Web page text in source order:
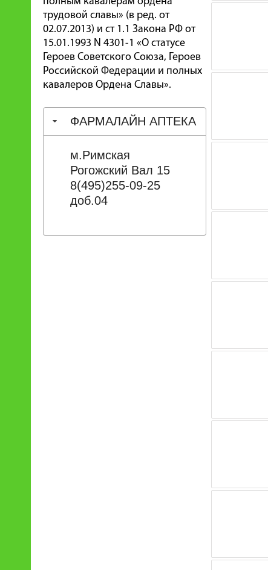
трудовой славы» (в ред. от
02.07.2013) и ст 1.1 Закона РФ от
15.01.1993 N 4301-1 «О статусе
Героев Советского Союза, Героев
Российской Федерации и полных
кавалеров Ордена Славы».
ФАРМАЛАЙН АПТЕКА
м.Римская
Рогожский Вал 15
8(495)255-09-25
доб.04